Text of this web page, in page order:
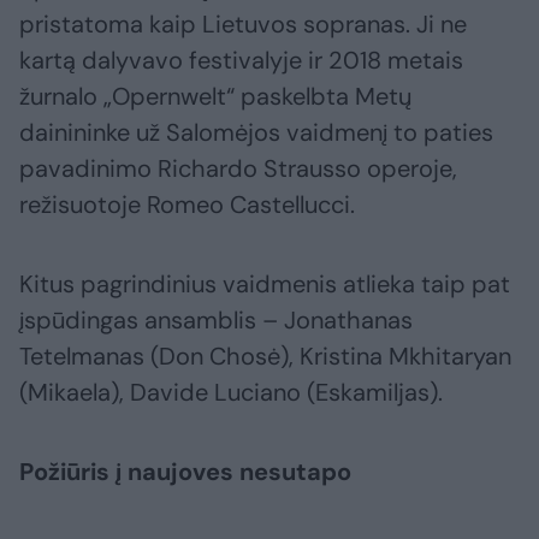
pristatoma kaip Lietuvos sopranas. Ji ne
kartą dalyvavo festivalyje ir 2018 metais
žurnalo „Opernwelt“ paskelbta Metų
dainininke už Salomėjos vaidmenį to paties
pavadinimo Richardo Strausso operoje,
režisuotoje Romeo Castellucci.
Kitus pagrindinius vaidmenis atlieka taip pat
įspūdingas ansamblis – Jonathanas
Tetelmanas (Don Chosė), Kristina Mkhitaryan
(Mikaela), Davide Luciano (Eskamiljas).
Požiūris į naujoves nesutapo